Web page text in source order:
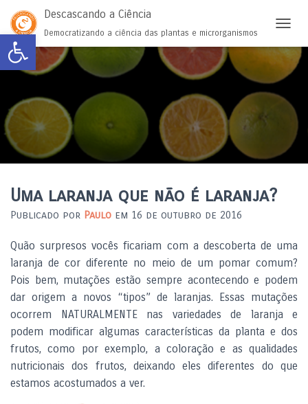
Abrir a barra de ferramentas
Descascando a Ciência
Democratizando a ciência das plantas e microrganismos
Uma laranja que não é laranja?
Publicado por Paulo em 16 de outubro de 2016
Quão surpresos vocês ficariam com a descoberta de uma
laranja de cor diferente no meio de um pomar comum?
Pois bem, mutações estão sempre acontecendo e podem
dar origem a novos “tipos” de laranjas. Essas mutações
ocorrem NATURALMENTE nas variedades de laranja e
podem modificar algumas características da planta e dos
frutos, como por exemplo, a coloração e as qualidades
nutricionais dos frutos, deixando eles diferentes do que
estamos acostumados a ver.